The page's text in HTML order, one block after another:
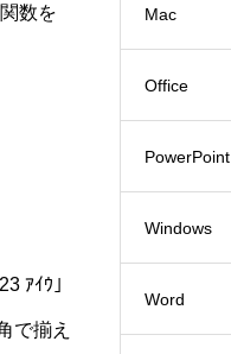
数を
ｱｲｳ」
で揃え
Mac
Office
PowerPoint
Windows
Word